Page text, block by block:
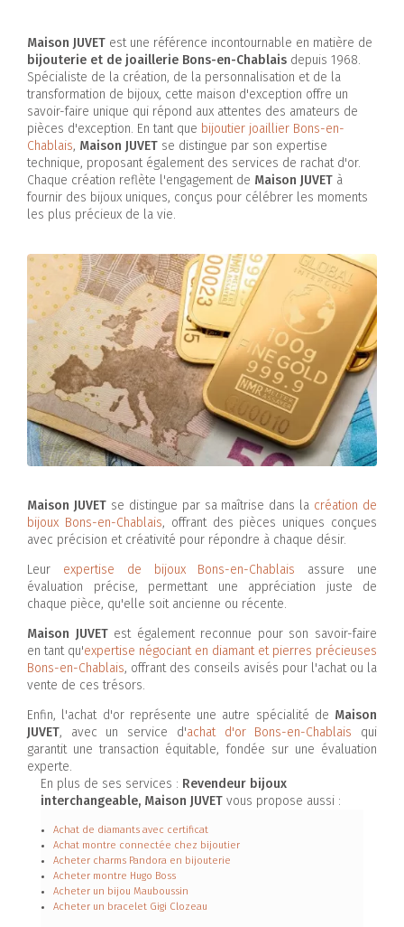
Maison JUVET est une référence incontournable en matière de
bijouterie et de joaillerie Bons-en-Chablais depuis 1968.
Spécialiste de la création, de la personnalisation et de la
transformation de bijoux, cette maison d'exception offre un
savoir-faire unique qui répond aux attentes des amateurs de
pièces d'exception. En tant que bijoutier joaillier Bons-en-
Chablais, Maison JUVET se distingue par son expertise
technique, proposant également des services de rachat d'or.
Chaque création reflète l'engagement de Maison JUVET à
fournir des bijoux uniques, conçus pour célébrer les moments
les plus précieux de la vie.
Maison JUVETse distingue par sa maîtrise dans la création de
bijoux Bons-en-Chablais, offrant des pièces uniques conçues
avec précision et créativité pour répondre à chaque désir.
Leur expertise de bijoux Bons-en-Chablais assure une
évaluation précise, permettant une appréciation juste de
chaque pièce, qu'elle soit ancienne ou récente.
Maison JUVETest également reconnue pour son savoir-faire
en tant qu'expertise négociant en diamant et pierres précieuses
Bons-en-Chablais, offrant des conseils avisés pour l'achat ou la
vente de ces trésors.
Enfin, l'achat d'or représente une autre spécialité de Maison
JUVET, avec un service d'achat d'or Bons-en-Chablais qui
garantit une transaction équitable, fondée sur une évaluation
experte.
En plus de ses services : Revendeur bijoux
interchangeable, Maison JUVET vous propose aussi :
Achat de diamants avec certificat
Achat montre connectée chez bijoutier
Acheter charms Pandora en bijouterie
Acheter montre Hugo Boss
Acheter un bijou Mauboussin
Acheter un bracelet Gigi Clozeau